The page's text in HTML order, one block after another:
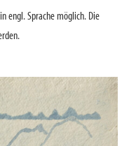
engl. Sprache möglich. Die